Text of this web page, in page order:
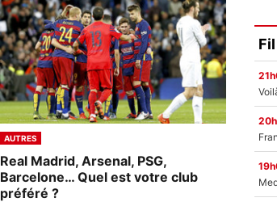
AUTRES
Real Madrid, Arsenal, PSG,
Barcelone… Quel est votre club
préféré ?